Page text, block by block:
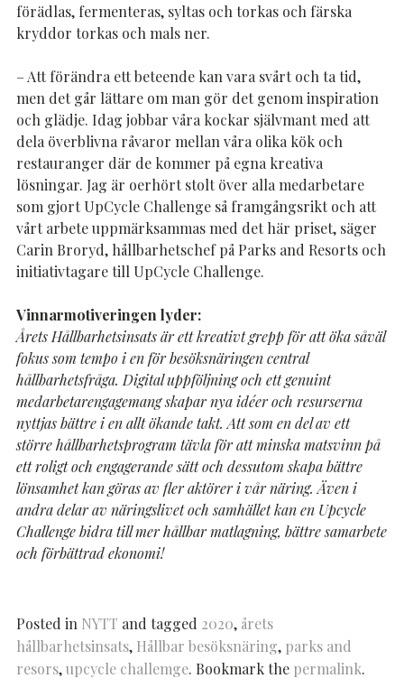
förädlas, fermenteras, syltas och torkas och färska
kryddor torkas och mals ner.
– Att förändra ett beteende kan vara svårt och ta tid,
men det går lättare om man gör det genom inspiration
och glädje. Idag jobbar våra kockar självmant med att
dela överblivna råvaror mellan våra olika kök och
restauranger där de kommer på egna kreativa
lösningar. Jag är oerhört stolt över alla medarbetare
som gjort UpCycle Challenge så framgångsrikt och att
vårt arbete uppmärksammas med det här priset, säger
Carin Broryd, hållbarhetschef på Parks and Resorts och
initiativtagare till UpCycle Challenge.
Vinnarmotiveringen lyder:
Årets Hållbarhetsinsats är ett kreativt grepp för att öka såväl
fokus som tempo i en för besöksnäringen central
hållbarhetsfråga. Digital uppföljning och ett genuint
medarbetarengagemang skapar nya idéer och resurserna
nyttjas bättre i en allt ökande takt. Att som en del av ett
större hållbarhetsprogram tävla för att minska matsvinn på
ett roligt och engagerande sätt och dessutom skapa bättre
lönsamhet kan göras av fler aktörer i vår näring. Även i
andra delar av näringslivet och samhället kan en Upcycle
Challenge bidra till mer hållbar matlagning, bättre samarbete
och förbättrad ekonomi!
Posted in NYTT and tagged 2020, årets
hållbarhetsinsats, Hållbar besöksnäring, parks and
resors,upcycle challemge. Bookmark the permalink.